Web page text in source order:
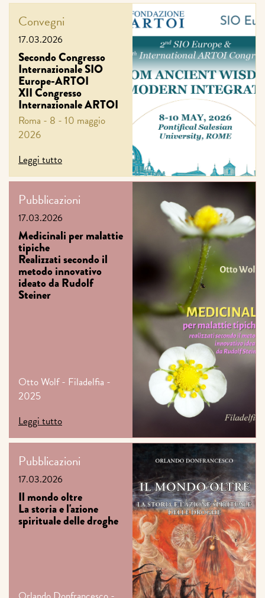
Convegni
17.03.2026
Secondo Congresso
Internazionale SIO
Europe-ARTOI
XII Congresso
Internazionale ARTOI
Roma - 8 - 10 maggio
2026
Leggi tutto
Pubblicazioni
17.03.2026
Medicinali per malattie
tipiche
Realizzati secondo il
metodo innovativo
ideato da Rudolf
Steiner
Otto Wolf - Filadelfia -
2025
Leggi tutto
Pubblicazioni
17.03.2026
Il mondo oltre
La storia e l'azione
spirituale delle droghe